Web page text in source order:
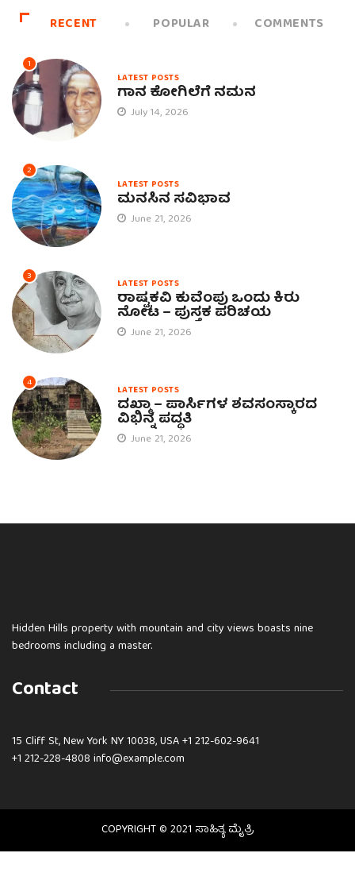
RECENT POPULAR COMMENTS
1
LATEST POSTS
ಗಾನ ಕೋಗಿಲೆಗೆ ನಮನ
July 14, 2026
2
LATEST POSTS
ಮನಸಿನ ಸವಿಭಾವ
June 21, 2026
3 LATEST POSTS
ರಾಷ್ಟ್ರಕವಿ ಕುವೆಂಪು ಒಂದು ಕಿರು
ನೋಟ – ಪುಸ್ತಕ ಪರಿಚಯ
June 21, 2026
4 LATEST POSTS
ದಖ್ಮಾ – ಪಾರ್ಸಿಗಳ ಶವಸಂಸ್ಕಾರದ
ವಿಭಿನ್ನ ಪದ್ಧತಿ
June 21, 2026
Hidden Hills property with mountain and city views boasts nine
bedrooms including a master.
Contact
15 Cliff St, New York NY 10038, USA+1 212-602-9641
+1 212-228-4808 info@example.com
COPYRIGHT © 2021 ಸಾಹಿತ್ಯ ಮೈತ್ರಿ